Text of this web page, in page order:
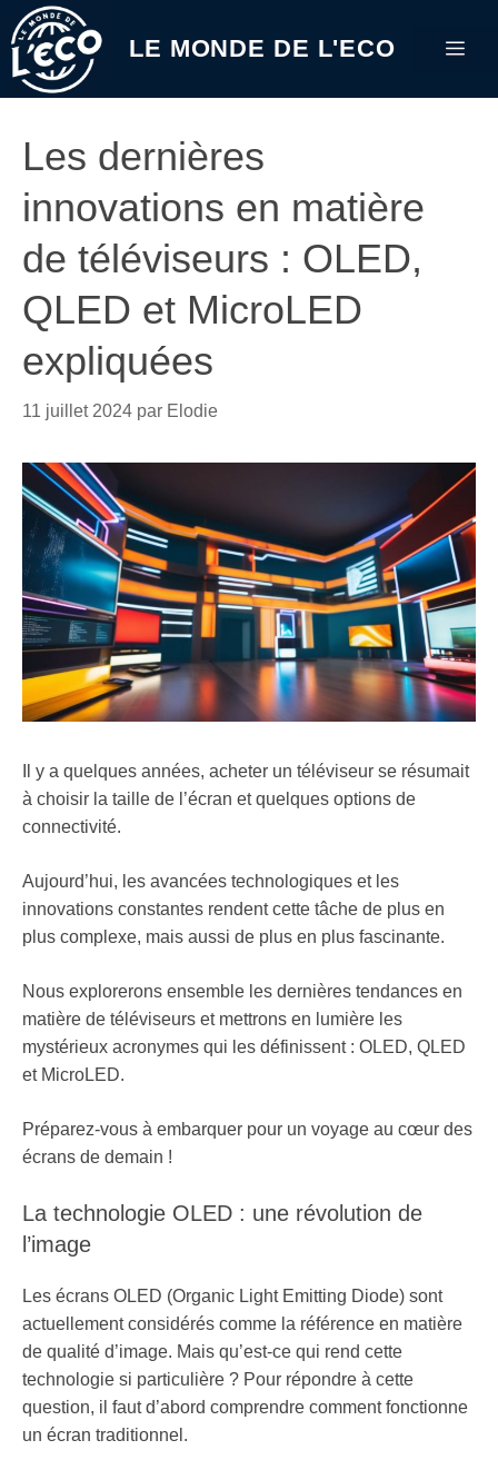
Aller
au
contenu
LE MONDE DE L'ECO
Les dernières
innovations en matière
de téléviseurs : OLED,
QLED et MicroLED
expliquées
11 juillet 2024 par Elodie
Il y a quelques années, acheter un téléviseur se résumait
à choisir la taille de l’écran et quelques options de
connectivité.
Aujourd’hui, les avancées technologiques et les
innovations constantes rendent cette tâche de plus en
plus complexe, mais aussi de plus en plus fascinante.
Nous explorerons ensemble les dernières tendances en
matière de téléviseurs et mettrons en lumière les
mystérieux acronymes qui les définissent : OLED, QLED
et MicroLED.
Préparez-vous à embarquer pour un voyage au cœur des
écrans de demain !
La technologie OLED : une révolution de
l’image
Les écrans OLED (Organic Light Emitting Diode) sont
actuellement considérés comme la référence en matière
de qualité d’image. Mais qu’est-ce qui rend cette
technologie si particulière ? Pour répondre à cette
question, il faut d’abord comprendre comment fonctionne
un écran traditionnel.